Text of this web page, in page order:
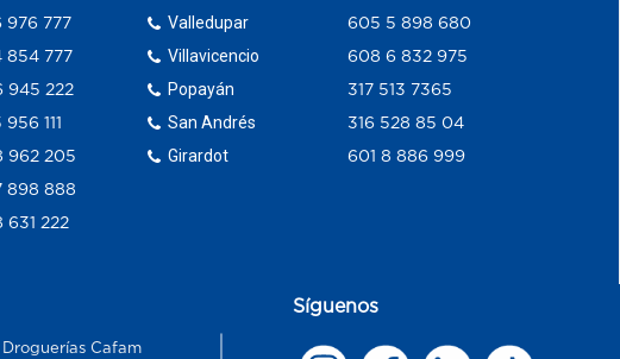
976 777
854 777
945 222
111
962 205
898 888
631 222
Valledupar
Villavicencio
Popayán
San Andrés
Girardot
605 5 898 680
608 6 832 975
317 513 7365
316 528 85 04
601 8 886 999
Cafam
Síguenos